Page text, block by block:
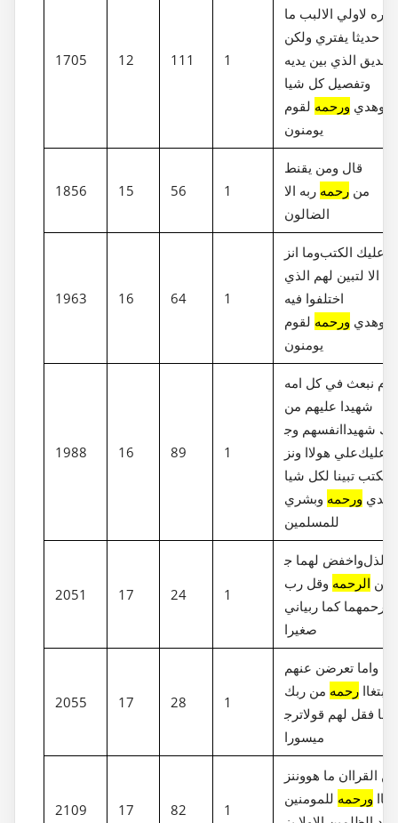
1705 12 111 1
عبره لاولي الالبب ما
حديثا يفتري ولكن
تصديق الذي بين يديه
وتفصيل كل شيا
وهدي ورحمه لقوم
يومنون
1856 15 56 1
قال ومن يقنط
من رحمه ربه الا
الضالون
1963 16 64 1
وما انز‎لنا عليك الكتب
الا لتبين لهم الذي
اختلفوا فيه
وهدي ورحمه لقوم
يومنون
1988 16 89 1
نبعث في كل امه
شهيدا عليهم من
انفسهم وج‎ينا بك شهيدا
علي هولاا ونز‎لنا عليك
الكتب تبينا لكل شيا
وهدي ورحمه وبشري
للمسلمين
2051 17 24 1
واخفض لهما ج‎ناح الذل
من الرحمه وقل رب
ارحمهما كما ربياني
صغيرا
2055 17 28 1
واما تعرضن عنهم
ابتغاا رحمه من ربك
ترج‎وها فقل لهم قولا
ميسورا
2109 17 82 1
وننز‎ل من القراان ما هو
ورحمه للمومنين